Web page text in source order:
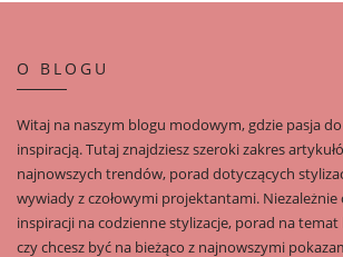
O BLOGU
Witaj na naszym blogu modowym, gdzie pasja
inspiracją. Tutaj znajdziesz szeroki zakres
najnowszych trendów, porad dotyczących
wywiady z czołowymi projektantami. Niezależnie
inspiracji na codzienne stylizacje, porad na
czy chcesz być na bieżąco z najnowszymi